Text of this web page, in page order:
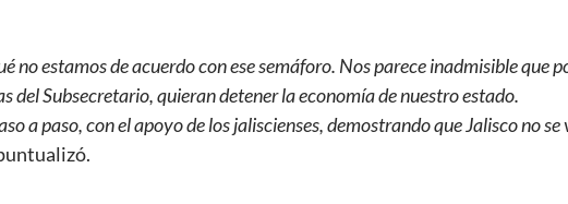
no estamos de acuerdo con ese semáforo. Nos parece inadmisible que
del Subsecretario, quieran detener la economía de nuestro estado.
a paso, con el apoyo de los jaliscienses, demostrando que Jalisco no se